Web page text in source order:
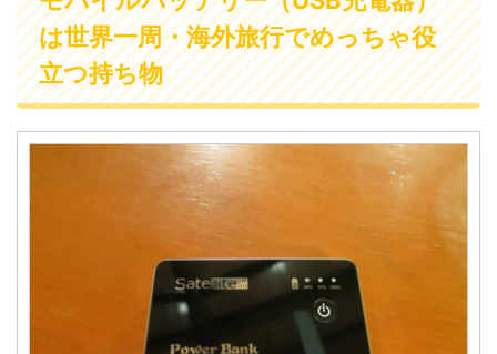
は世界一周・海外旅行でめっちゃ役
立つ持ち物